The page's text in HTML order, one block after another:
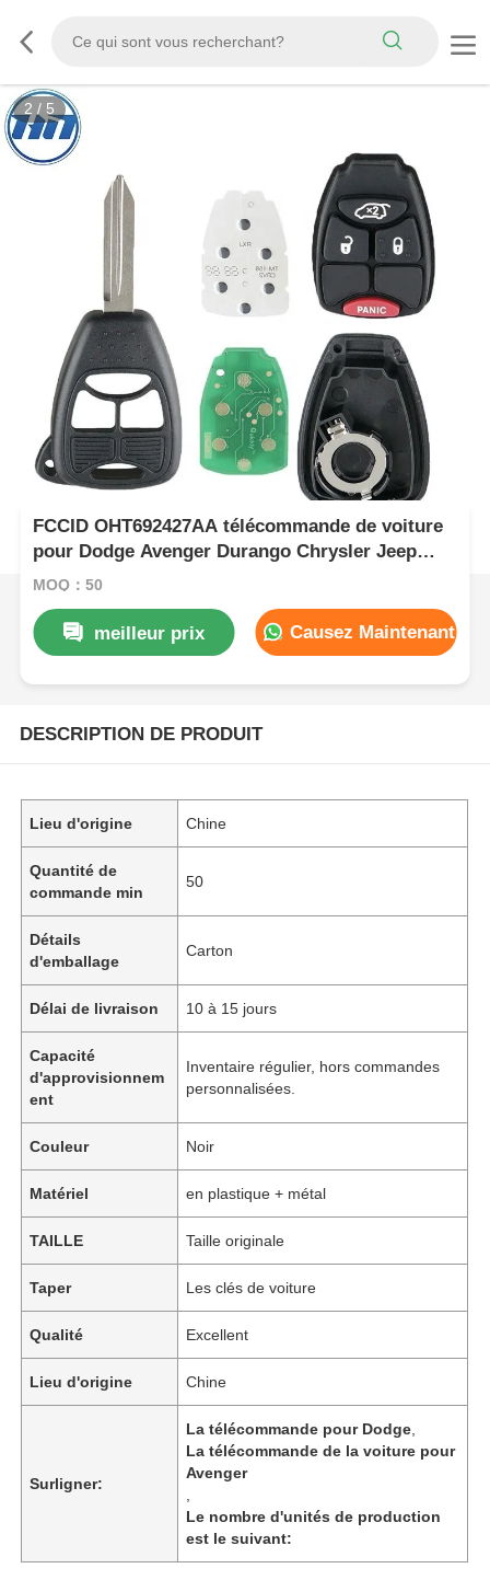
2 / 5
FCCID OHT692427AA télécommande de voiture
pour Dodge Avenger Durango Chrysler Jeep
Liberty
MOQ：50
meilleur prix Causez Maintenant
DESCRIPTION DE PRODUIT
Lieu d'origine Chine
Quantité de
commande min
50
Détails
d'emballage
Carton
Délai de livraison 10 à 15 jours
Capacité
d'approvisionnem
ent
Inventaire régulier, hors commandes
personnalisées.
Couleur Noir
Matériel en plastique + métal
TAILLE Taille originale
Taper Les clés de voiture
Qualité Excellent
Lieu d'origine Chine
Surligner:
La télécommande pour Dodge
La télécommande de la voiture pour
Avenger
Le nombre d'unités de production
est le suivant: